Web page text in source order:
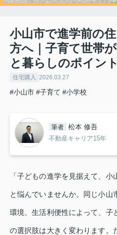
小山市で進学前の
方へ｜子育て世帯
と暮らしのポイント
住宅購入 2026.03.27
#小山市 #子育て #小学校
筆者 松本 修吾
不動産キャリア15年
「子どもの進学を見据えて、
と悩んでいませんか。同じ小山
環境、生活利便性によって、子
の選択肢は大きく変わります。